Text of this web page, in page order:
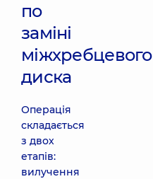
по
заміні
міжхребцевого
диска
Операція
складається
з двох
етапів:
вилучення